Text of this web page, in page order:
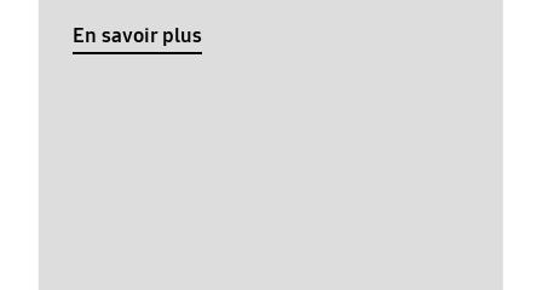
En savoir plus